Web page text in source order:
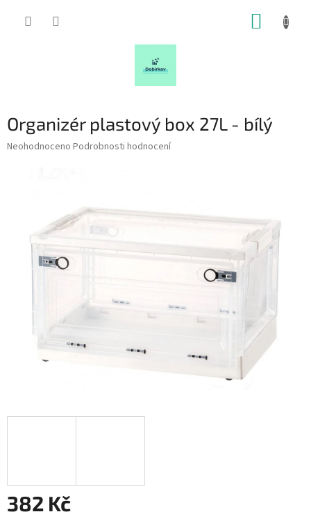
Organizér plastový box 27L - bílý
Průměrné
hvězdiček.
Neohodnoceno Podrobnosti hodnocení
382 Kč